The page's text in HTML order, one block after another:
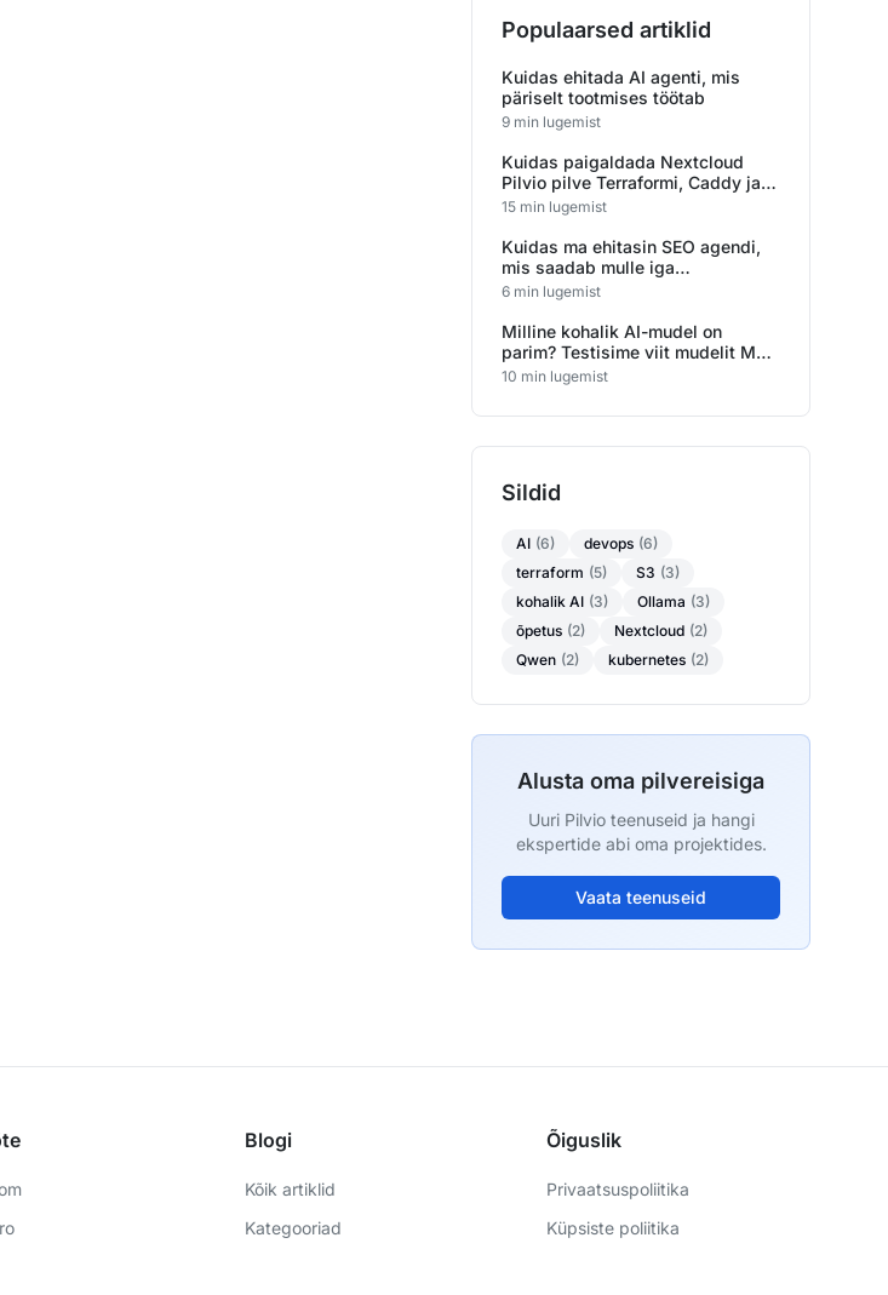
Populaarsed artiklid
Kuidas ehitada AI agenti, mis
päriselt tootmises töötab
9 min lugemist
Kuidas paigaldada Nextcloud
Pilvio pilve Terraformi, Caddy ja
S3 objektisalvestusega
15 min lugemist
Kuidas ma ehitasin SEO agendi,
mis saadab mulle iga
esmaspäeva hommikul raporti
6 min lugemist
Milline kohalik AI-mudel on
parim? Testisime viit mudelit Mac
Studio peal
10 min lugemist
Sildid
AI (6) devops (6)
terraform (5) S3 (3)
kohalik AI (3) Ollama (3)
õpetus (2) Nextcloud (2)
Qwen (2) kubernetes (2)
Alusta oma pilvereisiga
Uuri Pilvio teenuseid ja hangi
ekspertide abi oma projektides.
Vaata teenuseid
Blogi
Kõik artiklid
Kategooriad
Õiguslik
Privaatsuspoliitika
Küpsiste poliitika